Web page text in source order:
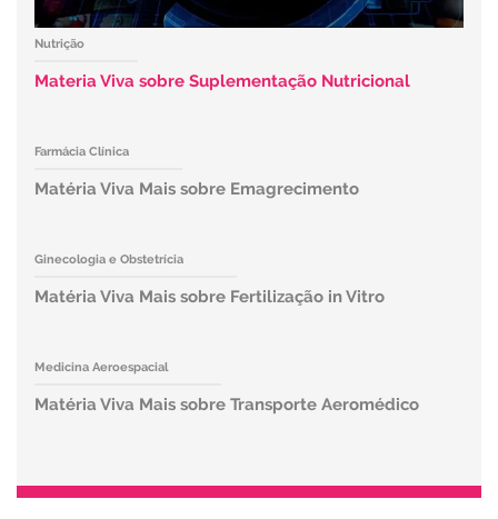
Nutrição
Materia Viva sobre Suplementação Nutricional
Farmácia Clínica
Matéria Viva Mais sobre Emagrecimento
Ginecologia e Obstetrícia
Matéria Viva Mais sobre Fertilização in Vitro
Medicina Aeroespacial
Matéria Viva Mais sobre Transporte Aeromédico